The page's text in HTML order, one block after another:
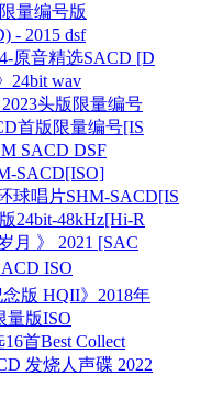
量编号版
- 2015 dsf
原音精选SACD [D
24bit wav
头版限量编号
首版限量编号[IS
SACD DSF
SACD[ISO]
球唱片SHM-SACD[IS
24bit-48kHz[Hi-R
月 》 2021 [SAC
ISO
版 HQII》2018年
量版ISO
首Best Collect
发烧人声碟 2022